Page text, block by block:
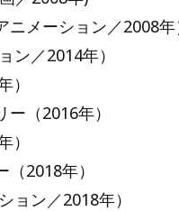
メーション／2008年
ン／2014年）
）
（2016年）
）
2018年）
ョン／2018年）